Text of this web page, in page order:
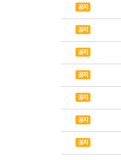
공지
공지
공지
공지
공지
공지
공지